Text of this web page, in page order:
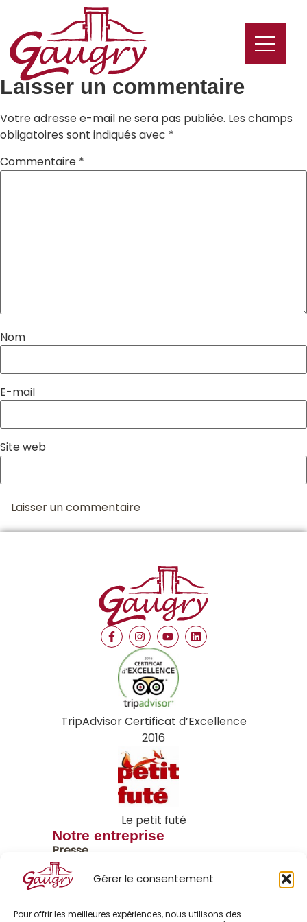
Gérer le consentement
Pour offrir les meilleures expériences, nous utilisons des
Laisser un commentaire
Votre adresse e-mail ne sera pas publiée. Les champs
obligatoires sont indiqués avec *
Commentaire *
Nom
E-mail
Site web
TripAdvisor Certificat d’Excellence
2016
Le petit futé
Notre entreprise
Presse
Nos actualités